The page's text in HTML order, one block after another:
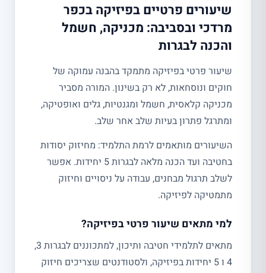
שיעורים פרטיים בפיזיקה בכפר
מרדכי ובסביבה: מכניקה, חשמל
והכנה לבגרות
שיעור פרטי בפיזיקה מתמקד בהבנה עמוקה של
חוקים ונוסחאות, לא רק בשינון. המורה מסביר
מכניקה קלאסית, חשמל ומגנטיות, גלים ואופטיקה,
ומתרגל פתרון בעיות שלב אחר שלב.
השיעורים מותאמים לרמת התלמיד: מחיזוק יסודות
בחטיבה ועד הכנה מלאה לבגרות 5 יחידות. אפשר
לשלב תרגול מבחנים, עבודה על ניסויים וחיזוק
מתמטיקה לפיזיקה.
למי מתאים שיעור פרטי בפיזיקה?
מתאים לתלמידי חטיבה ותיכון, למתכוננים לבגרות 3,
4 ו 5 יחידות בפיזיקה, ולסטודנטים שצריכים חיזוק